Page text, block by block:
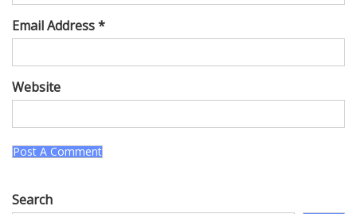
Email Address *
Website
Search